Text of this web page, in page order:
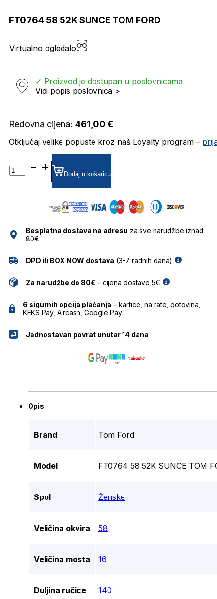
FT0764 58 52K SUNCE TOM FORD
Virtualno ogledalo
✓ Proizvod je dostupan u poslovnicama
Vidi popis poslovnica >
Redovna cijena: 461,00 €
Otključaj velike popuste kroz naš Loyalty program –
FT0764
58
52K
Dodaj u košaricu
Besplatna dostava na adresu za sve narudžbe iznad
80€
DPD ili BOX NOW dostava (3-7 radnih dana)
Za narudžbe do 80€ – cijena dostave 5€
6 sigurnih opcija plaćanja – kartice, na rate, gotovina,
KEKS Pay, Aircash, Google Pay
Jednostavan povrat unutar 14 dana
Opis
Brand Tom Ford
Model FT0764 58 52K SUNCE TOM
Spol Ženske
Veličina okvira 58
Veličina mosta 16
Duljina ručice 140